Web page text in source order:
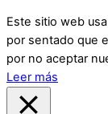
Este sitio web
por sentado que
por no aceptar
Leer más